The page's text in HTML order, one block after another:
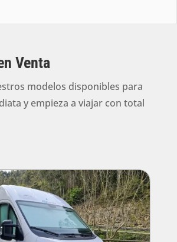
Venta
modelos disponibles para
y empieza a viajar con total